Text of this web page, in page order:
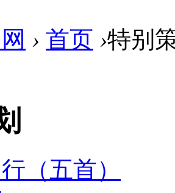
› 首页 ›特别
（五首）